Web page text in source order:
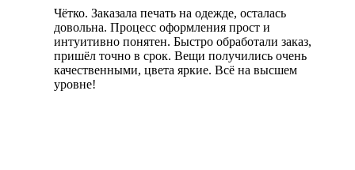
Чётко. Заказала печать на одежде, осталась
довольна. Процесс оформления прост и
интуитивно понятен. Быстро обработали заказ,
пришёл точно в срок. Вещи получились очень
качественными, цвета яркие. Всё на высшем
уровне!